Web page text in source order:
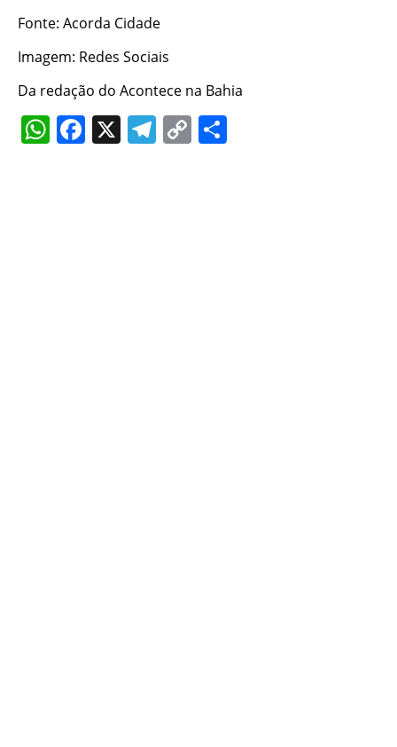
Fonte: Acorda Cidade
Imagem: Redes Sociais
Da redação do Acontece na Bahia
WhatsApp
Facebook
X Telegram
Copy